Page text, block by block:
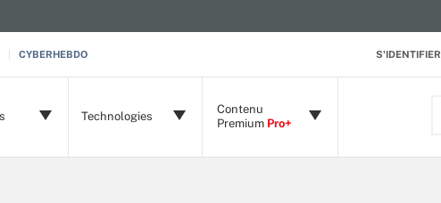
S'IDENTIFIER
CYBERHEBDO
Technologies
Contenu
Premium Pro+